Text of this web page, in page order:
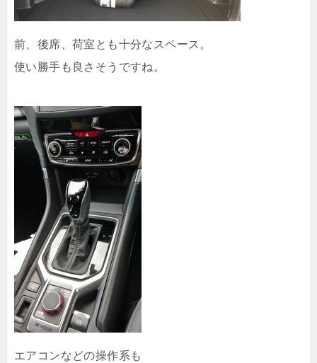
前、後席、荷室とも十分なスペース。
使い勝手も良さそうですね。
エアコンなどの操作系も